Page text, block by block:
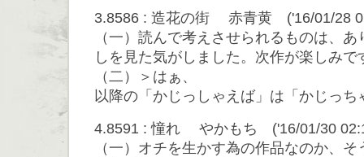
3.8586 : 造花の街 赤青黄 ('16/01/28
（一）読んで考えさせられるものは、
しを見た気がしました。次作が楽しみで
（二）＞はぁ、
以降の「かじっしゃえば」は「かじっ
4.8591 : 憧れ やかもち ('16/01/30
（一）オチを生かす為の作品なのか、